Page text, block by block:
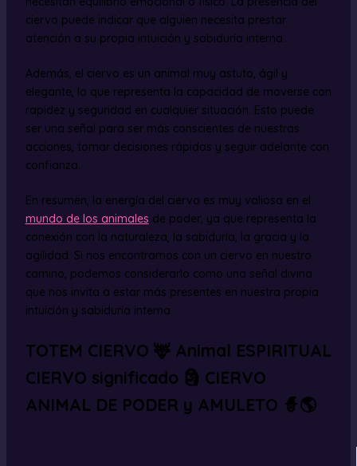
ciervo puede indicar que alguien necesita prestar
atención a su propia intuición y sabiduría interna.
Además, el ciervo es un animal muy astuto, ágil y
elegante, lo que representa la capacidad de moverse con
rapidez y seguridad en cualquier situación. Esto puede
ser una señal para ser más conscientes de nuestras
acciones, tomar decisiones rápidas y seguir adelante con
confianza.
En resumen, la energía del ciervo es muy valiosa en el
mundo de los animales de poder, ya que representa la
conexión con la naturaleza, la sabiduría, la gracia y la
agilidad. Si nos encontramos con un ciervo en nuestro
camino, podemos considerarlo como una señal divina
que nos invita a estar más presentes en nuestra propia
intuición y sabiduría interna.
TOTEM CIERVO 🦌 Animal ESPIRITUAL
CIERVO significado 🗿 CIERVO
ANIMAL DE PODER y AMULETO 🧙🌎